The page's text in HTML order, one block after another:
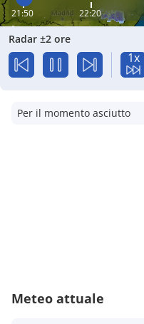
21:50 22:20
Radar ±2 ore
1x
Per il momento asciutto
Meteo attuale